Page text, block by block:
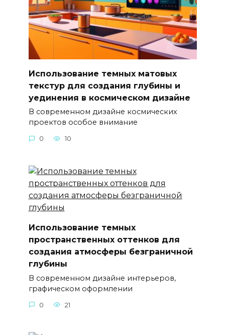
Использование темных матовых
текстур для создания глубины и
уединения в космическом дизайне
В современном дизайне космических
проектов особое внимание
0 10
Использование темных
пространственных оттенков для
создания атмосферы безграничной
глубины
В современном дизайне интерьеров,
графическом оформлении
0 21